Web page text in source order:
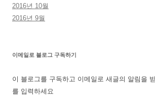
2016년 10월
2016년 9월
이메일로 블로그 구독하기
이 블로그를 구독하고 이메일로 새글의 알림을
를 입력하세요